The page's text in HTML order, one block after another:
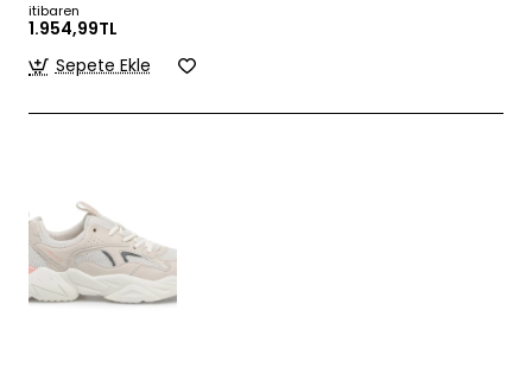
itibaren
1.954,99TL
Sepete Ekle